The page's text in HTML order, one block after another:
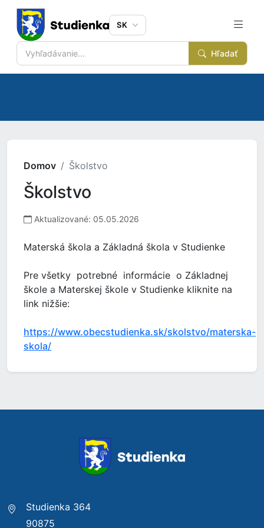
Hľadať
SK
Domov Školstvo
Školstvo
Aktualizované: 05.05.2026
Materská škola a Základná škola v Studienke
Pre všetky potrebné informácie o Základnej
škole a Materskej škole v Studienke kliknite na
link nižšie:
https://www.obecstudienka.sk/skolstvo/materska-
skola/
Studienka 364
90875